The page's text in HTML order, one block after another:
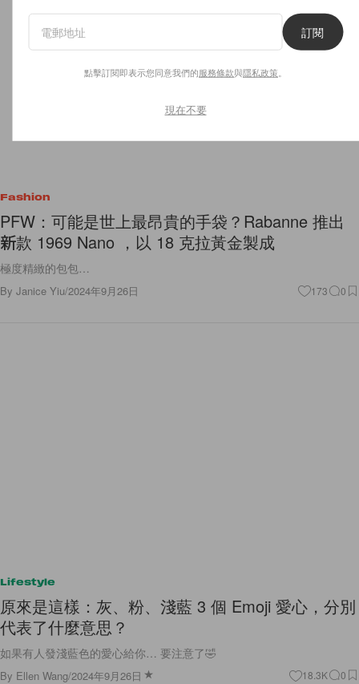
Fashion
PFW：可能是世上最昂貴的手袋？Rabanne 推出
新款 1969 Nano ，以 18 克拉黃金製成
極度精緻的包包…
By Janice Yiu/2024年9月26日 173 0
Lifestyle
原來是這樣：灰、粉、淺藍 3 個 Emoji 愛心，分別
代表了什麼意思？
如果有人發淺藍色的愛心給你… 要注意了🤣
By Ellen Wang/2024年9月26日 18.3K 0
訂閱
點擊訂閱即表示您同意我們的服務條款與隱私政策
現在不要